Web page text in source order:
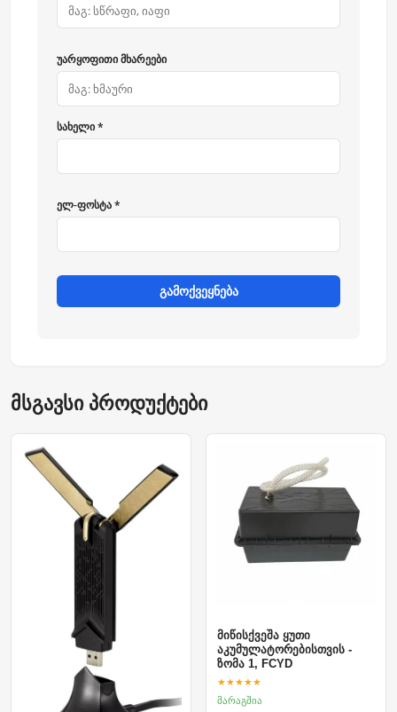
უარყოფითი მხარეები
სახელი *
ელ-ფოსტა *
გამოქვეყნება
მსგავსი პროდუქტები
მიწისქვეშა ყუთი
აკუმულატორებისთვის -
ზომა 1, FCYD
★★★★★
მარაგშია